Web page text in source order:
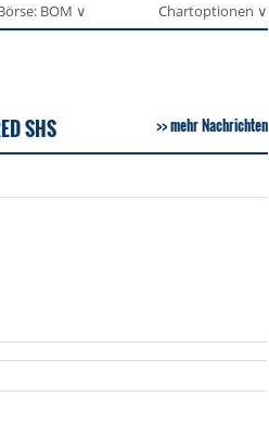
BOM ∨ Chartoptionen ∨
SHS mehr Nachrichten